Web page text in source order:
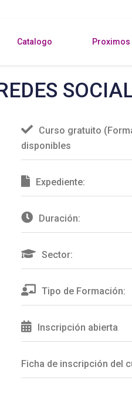
Catalogo Proximos
Curso gratuito
disponibles
Expediente:
Duración:
Sector:
Tipo de Formación:
Inscripción abierta
Ficha de inscripción del